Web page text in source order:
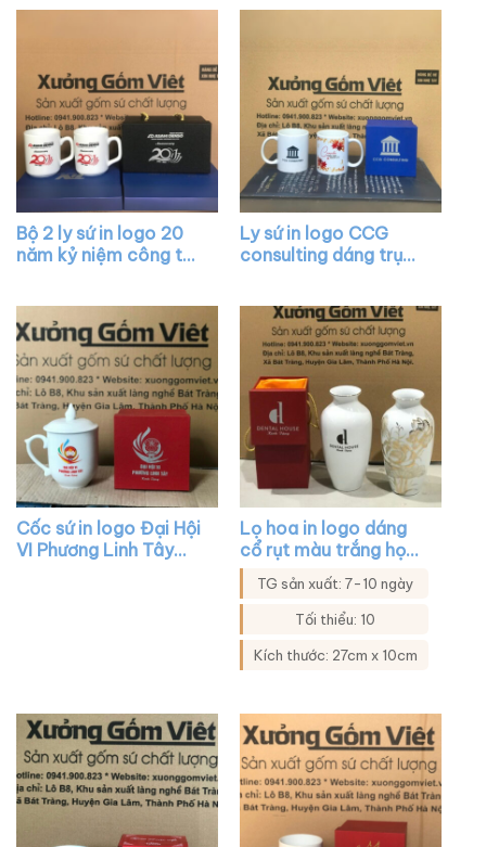
Bộ 2 ly sứ in logo 20
năm kỷ niệm công ty
màu trắng XG-LS79
Ly sứ in logo CCG
consulting dáng trụ
Cốc sứ in logo Đại Hội
VI Phương Linh Tây
Lọ hoa in logo dáng
cổ rụt màu trắng họa
tiết hoa sen vẽ vàng
XG-LH42
TG sản xuất: 7-10 ngày
Tối thiểu: 10
Kích thước: 27cm x 10cm